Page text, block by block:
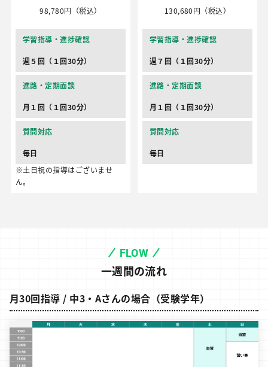
98,780円（税込）
学習指導・進捗確認
週５回（１回30分）
進路・定期面談
月１回（１回30分）
質問対応
毎日
※土日祝の指導はございませ
ん。
130,680円（税込）
学習指導・進捗確認
週７回（１回30分）
進路・定期面談
月１回（１回30分）
質問対応
毎日
FLOW
一週間の流れ
月30回指導 / 中3・Aさんの場合（受験学年）